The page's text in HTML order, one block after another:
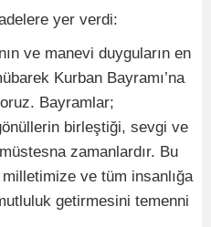
yer verdi:
ve manevi duyguların en
Kurban Bayramı’na
Bayramlar;
birleştiği, sevgi ve
zamanlardır. Bu
ve tüm insanlığa
getirmesini temenni